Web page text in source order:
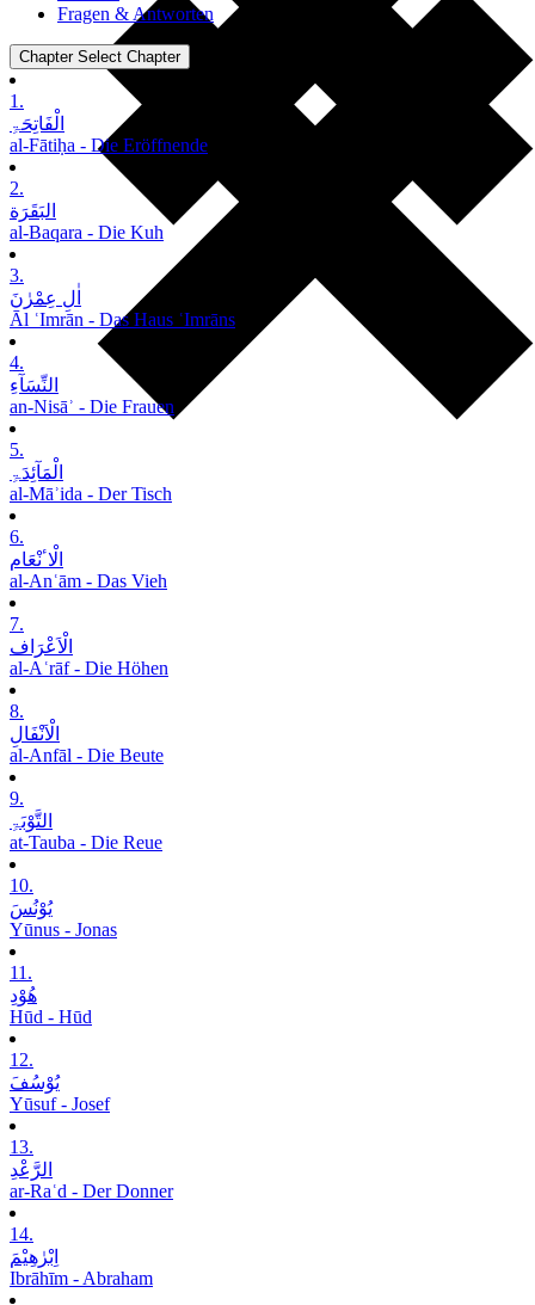
Fragen & Antworten
Chapter Select Chapter
1.
الْفَاتِحَۃِ
al-Fātiḥa - Die Eröffnende
2.
البَقَرَة
al-Baqara - Die Kuh
3.
اٰلِ عِمْرٰنَ
Āl ʿImrān - Das Haus ʿImrāns
4.
النِّسَآءِ
an-Nisāʾ - Die Frauen
5.
الْمَآئِدَۃِ
al-Māʾida - Der Tisch
6.
الْاٴنْعَام
al-Anʿām - Das Vieh
7.
الْاَعْرَاف
al-Aʿrāf - Die Höhen
8.
الْاَنْفَالِ
al-Anfāl - Die Beute
9.
التَّوْبَۃِ
at-Tauba - Die Reue
10.
یُوْنُسَ
Yūnus - Jonas
11.
ھُوْدِ
Hūd - Hūd
12.
یُوْسُفَ
Yūsuf - Josef
13.
الرَّعْدِ
ar-Raʿd - Der Donner
14.
اِبْرٰھِیْمَ
Ibrāhīm - Abraham